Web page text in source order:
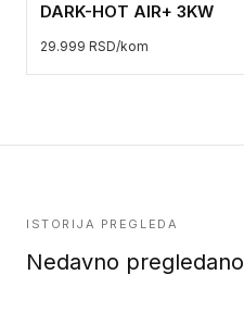
DARK-HOT AIR+ 3KW
29.999 RSD/kom
ISTORIJA PREGLEDA
Nedavno pregledano